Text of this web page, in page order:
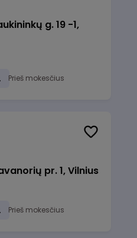
g. 19 -1,
Prieš mokesčius
pr. 1, Vilnius
Prieš mokesčius